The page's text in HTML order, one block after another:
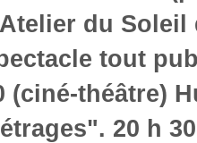
du Soleil
tout
(ciné-théâtre)
20 h